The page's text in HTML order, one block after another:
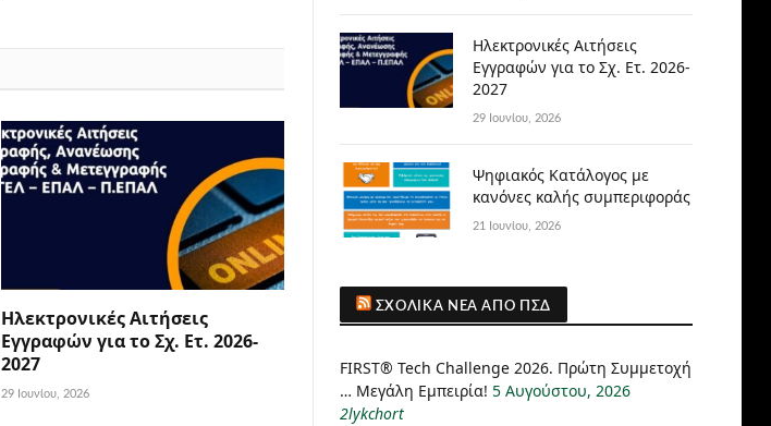
Ηλεκτρονικές Αιτήσεις
Εγγραφών για το Σχ. Ετ. 2026-
2027
29 Ιουνίου, 2026
Ηλεκτρονικές Αιτήσεις
Εγγραφών για το Σχ. Ετ. 2026-
2027
29 Ιουνίου, 2026
Ψηφιακός Κατάλογος με
κανόνες καλής συμπεριφοράς
21 Ιουνίου, 2026
ΣΧΟΛΙΚΆ ΝΈΑ ΑΠΌ ΠΣΔ
FIRST® Tech Challenge 2026. Πρώτη Συμμετοχή
… Μεγάλη Εμπειρία! 5 Αυγούστου, 2026
2lykchort